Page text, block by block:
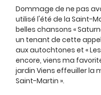
Dommage de ne pas
utilisé l'été de la Saint-
belles chansons «
un tenant de cette
aux autochtones et «
encore, viens ma
jardin Viens effeuiller la
Saint-Martin ».